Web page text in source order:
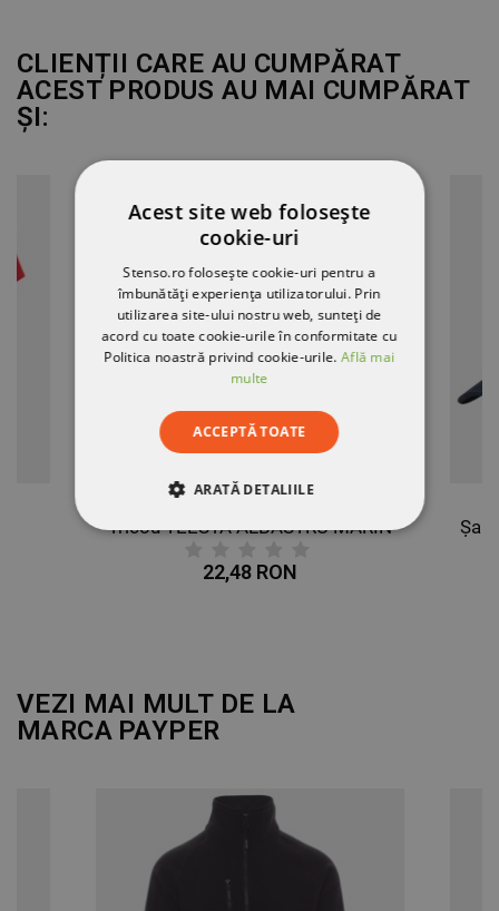
CLIENȚII CARE AU CUMPĂRAT
ACEST PRODUS AU MAI CUMPĂRAT
ȘI:
Tricou TEESTA ALBASTRU MARIN
22,48 RON
VEZI MAI MULT DE LA
MARCA PAYPER
Acest site web folosește
cookie-uri
Stenso.ro folosește cookie-uri pentru a
îmbunătăți experiența utilizatorului. Prin
utilizarea site-ului nostru web, sunteți de
acord cu toate cookie-urile în conformitate cu
Politica noastră privind cookie-urile.Află mai
multe
ACCEPTĂ TOATE
ARATĂ DETALIILE
STRICT NECESARE
DE FUNCŢIONALITATE